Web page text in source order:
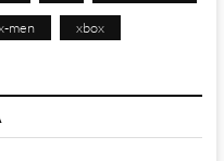
men xbox